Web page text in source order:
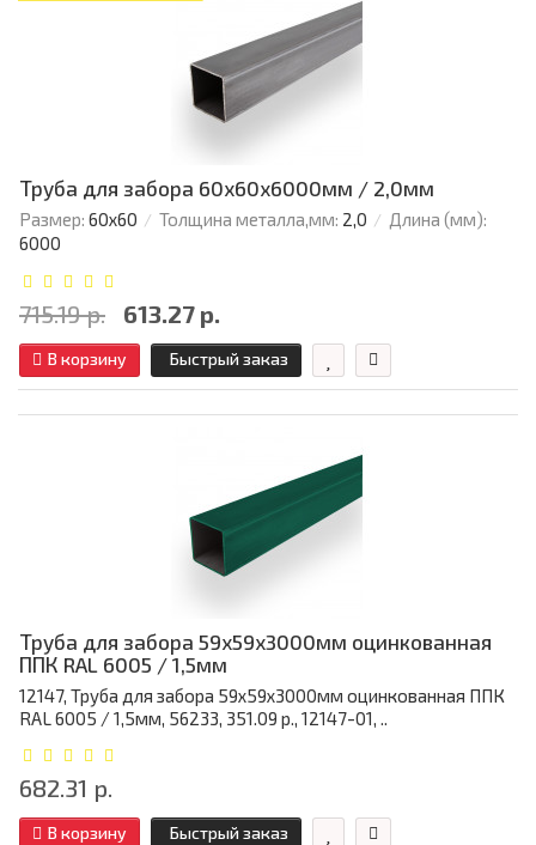
Труба для забора 60х60x6000мм / 2,0мм
Размер: 60х60 Толщина металла,мм: 2,0
Длина (мм):
6000
715.19 р. 613.27 р.
В корзину Быстрый заказ
Труба для забора 59х59x3000мм оцинкованная
ППК RAL 6005 / 1,5мм
12147, Труба для забора 59х59x3000мм оцинкованная ППК
RAL 6005 / 1,5мм, 56233, 351.09 р., 12147-01, ..
682.31 р.
В корзину Быстрый заказ